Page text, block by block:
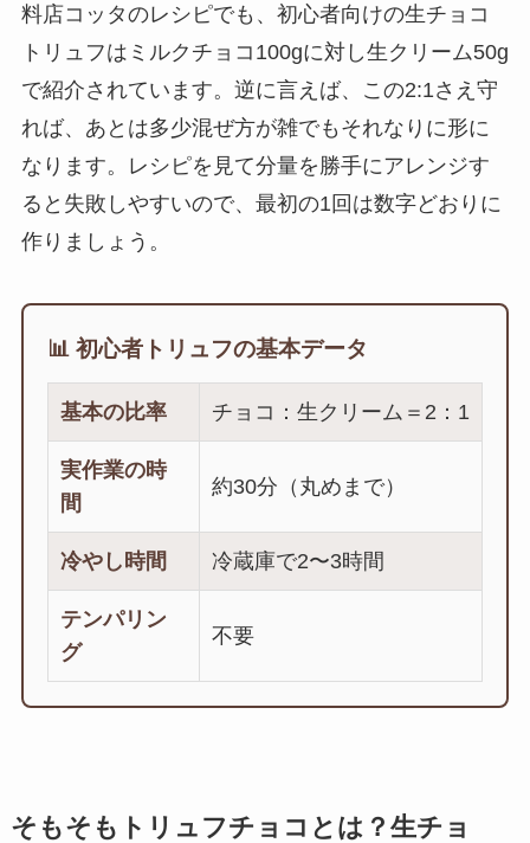
料店コッタのレシピでも、初心者向けの生チョコ
トリュフはミルクチョコ100gに対し生クリーム50g
で紹介されています。逆に言えば、この2:1さえ守
れば、あとは多少混ぜ方が雑でもそれなりに形に
なります。レシピを見て分量を勝手にアレンジす
ると失敗しやすいので、最初の1回は数字どおりに
作りましょう。
📊 初心者トリュフの基本データ
基本の比率 チョコ：生クリーム＝2：1
実作業の時
間
約30分（丸めまで）
冷やし時間 冷蔵庫で2〜3時間
テンパリン
グ
不要
そもそもトリュフチョコとは？生チョ